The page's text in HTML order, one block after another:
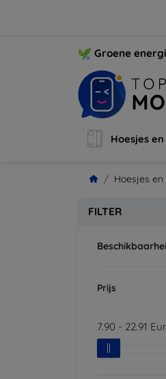
Groene
Hoesjes
Hoesjes
FILTER
Prijs
7.90 - 22.91 Eur